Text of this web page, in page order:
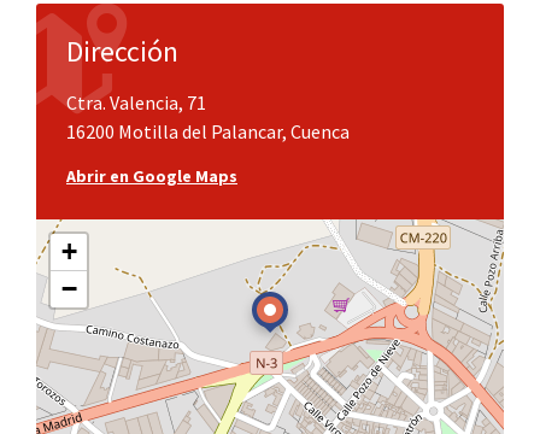
Dirección
Ctra. Valencia, 71
16200 Motilla del Palancar, Cuenca
Abrir en Google Maps
+
−